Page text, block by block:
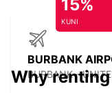
BURBANK
BURBANK -
15%
KUNI
Why